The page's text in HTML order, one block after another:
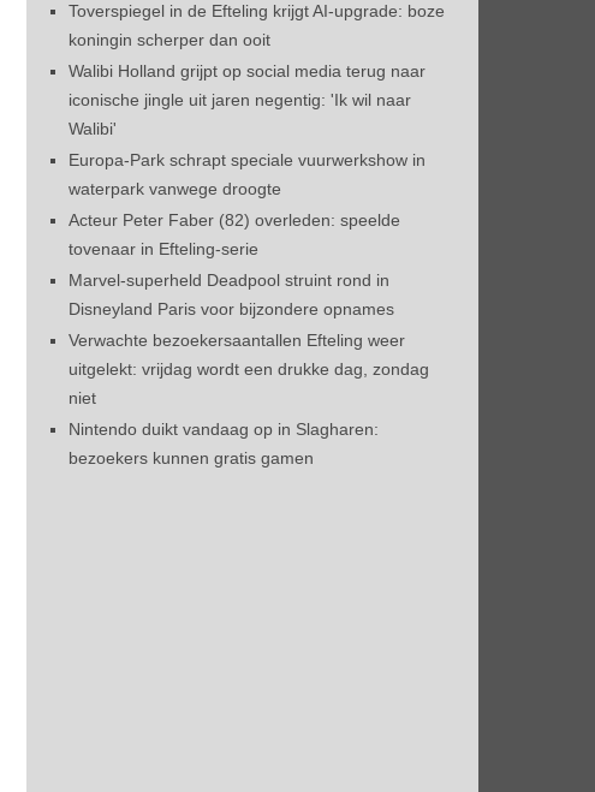
Toverspiegel in de Efteling krijgt AI-upgrade: boze
koningin scherper dan ooit
Walibi Holland grijpt op social media terug naar
iconische jingle uit jaren negentig: 'Ik wil naar
Walibi'
Europa-Park schrapt speciale vuurwerkshow in
waterpark vanwege droogte
Acteur Peter Faber (82) overleden: speelde
tovenaar in Efteling-serie
Marvel-superheld Deadpool struint rond in
Disneyland Paris voor bijzondere opnames
Verwachte bezoekersaantallen Efteling weer
uitgelekt: vrijdag wordt een drukke dag, zondag
niet
Nintendo duikt vandaag op in Slagharen:
bezoekers kunnen gratis gamen